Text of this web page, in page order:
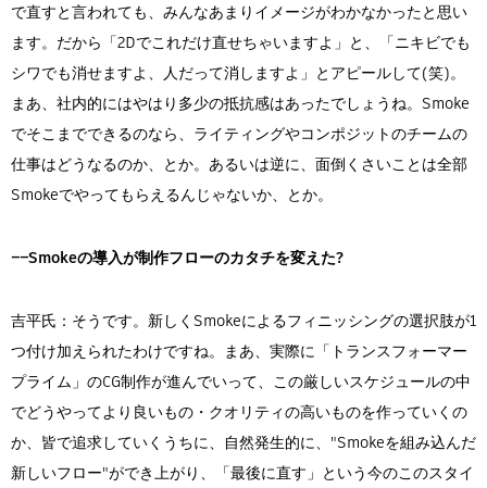
で直すと言われても、みんなあまりイメージがわかなかったと思い
ます。だから「2Dでこれだけ直せちゃいますよ」と、「ニキビでも
シワでも消せますよ、人だって消しますよ」とアピールして(笑)。
まあ、社内的にはやはり多少の抵抗感はあったでしょうね。Smoke
でそこまでできるのなら、ライティングやコンポジットのチームの
仕事はどうなるのか、とか。あるいは逆に、面倒くさいことは全部
Smokeでやってもらえるんじゃないか、とか。
――Smokeの導入が制作フローのカタチを変えた?
吉平氏：そうです。新しくSmokeによるフィニッシングの選択肢が1
つ付け加えられたわけですね。まあ、実際に「トランスフォーマー
プライム」のCG制作が進んでいって、この厳しいスケジュールの中
でどうやってより良いもの・クオリティの高いものを作っていくの
か、皆で追求していくうちに、自然発生的に、"Smokeを組み込んだ
新しいフロー"ができ上がり、「最後に直す」という今のこのスタイ